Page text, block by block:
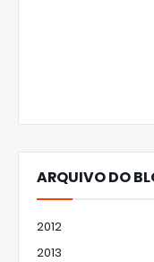
ARQUIVO DO
2012
2013